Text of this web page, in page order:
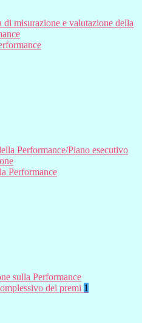
di misurazione e valutazione della
Performance/Piano esecutivo
Performance
sulla Performance
dei premi 1